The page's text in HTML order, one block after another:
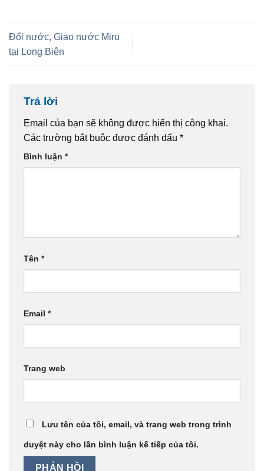
Đổi nước, Giao nước Miru
tại Long Biên
Trả lời
Email của bạn sẽ không được hiển thị công khai.
Các trường bắt buộc được đánh dấu *
Bình luận *
Tên *
Email *
Trang web
Lưu tên của tôi, email, và trang web trong trình
duyệt này cho lần bình luận kế tiếp của tôi.